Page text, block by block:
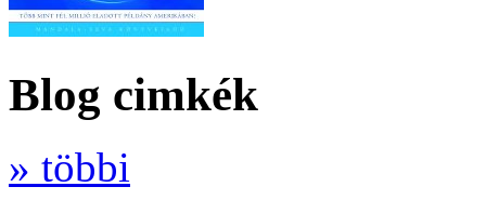
Blog cimkék
» többi